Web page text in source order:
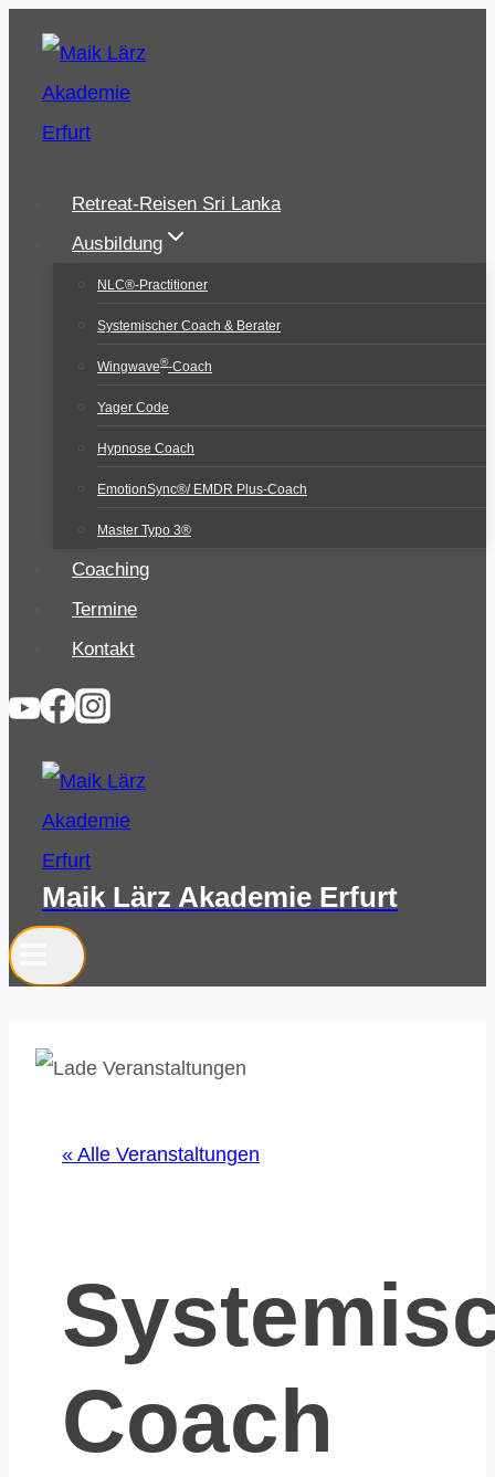
Zum
springen
Retreat-Reisen Sri Lanka
Ausbildung
NLC®-Practitioner
Systemischer Coach & Berater
Wingwave®-Coach
Yager Code
Hypnose Coach
EmotionSync®/ EMDR Plus-Coach
Master Typo 3®
Coaching
Termine
Kontakt
Maik Lärz Akademie Erfurt
« Alle Veranstaltungen
Coach